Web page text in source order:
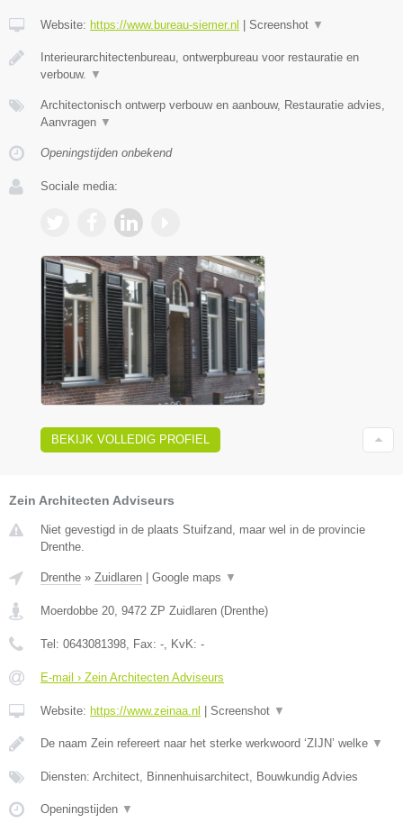
Website: https://www.bureau-siemer.nl Screenshot ▼
Interieurarchitectenbureau, ontwerpbureau voor restauratie en
verbouw. ▼
Architectonisch ontwerp verbouw en aanbouw, Restauratie advies,
Aanvragen ▼
Openingstijden onbekend
Sociale media:
BEKIJK VOLLEDIG PROFIEL
Zein Architecten Adviseurs
Niet gevestigd in de plaats Stuifzand, maar wel in de provincie
Drenthe.
Drenthe » Zuidlaren | Google maps ▼
Moerdobbe 20 9472 ZP Zuidlaren (Drenthe)
Tel: 0643081398 , Fax: - , KvK: -
E-mail › Zein Architecten Adviseurs
Website: https://www.zeinaa.nl | Screenshot ▼
De naam Zein refereert naar het sterke werkwoord ‘ZIJN’ welke ▼
Diensten: Architect, Binnenhuisarchitect, Bouwkundig Advies
Openingstijden ▼